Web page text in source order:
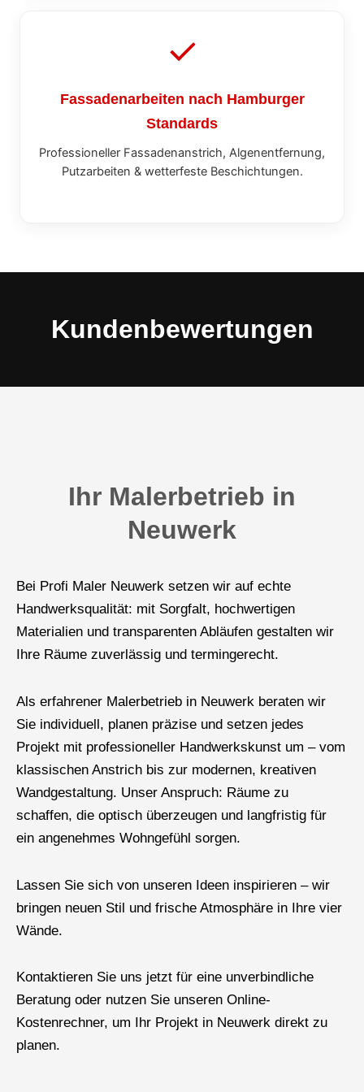
Fassadenarbeiten nach Hamburger
Standards
Professioneller Fassadenanstrich, Algenentfernung,
Putzarbeiten & wetterfeste Beschichtungen.
Kundenbewertungen
Ihr Malerbetrieb in
Neuwerk
Bei Profi Maler Neuwerk setzen wir auf echte
Handwerksqualität: mit Sorgfalt, hochwertigen
Materialien und transparenten Abläufen gestalten wir
Ihre Räume zuverlässig und termingerecht.
Als erfahrener Malerbetrieb in Neuwerk beraten wir
Sie individuell, planen präzise und setzen jedes
Projekt mit professioneller Handwerkskunst um – vom
klassischen Anstrich bis zur modernen, kreativen
Wandgestaltung. Unser Anspruch: Räume zu
schaffen, die optisch überzeugen und langfristig für
ein angenehmes Wohngefühl sorgen.
Lassen Sie sich von unseren Ideen inspirieren – wir
bringen neuen Stil und frische Atmosphäre in Ihre vier
Wände.
Kontaktieren Sie uns jetzt für eine unverbindliche
Beratung oder nutzen Sie unseren Online-
Kostenrechner, um Ihr Projekt in Neuwerk direkt zu
planen.